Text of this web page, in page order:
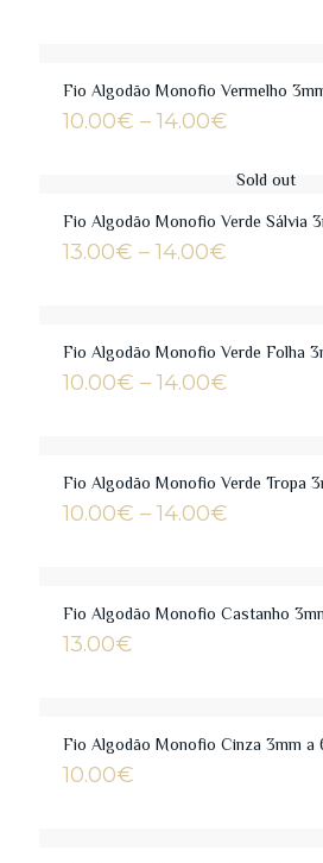
Fio Algodão Monofio Vermelho
10.00€ – 14.00€
through
14.00€
Sold out
Fio Algodão Monofio Verde Sálvia
13.00€ – 14.00€
14.00€
Fio Algodão Monofio Verde Folha
10.00€ – 14.00€
14.00€
Fio Algodão Monofio Verde Tropa
10.00€ – 14.00€
14.00€
Fio Algodão Monofio Castanho
13.00€
Fio Algodão Monofio Cinza 3mm a
10.00€